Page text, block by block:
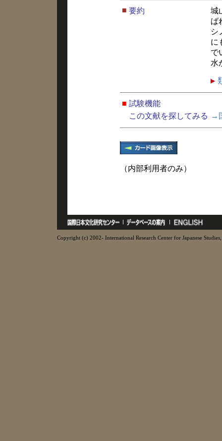
■ 要約
城
ば
シ
に
で
水
■ 試験機能
この文献を探してみる →
（内部利用者のみ）
Copyright (c) 2002- International Research Center for Japanese